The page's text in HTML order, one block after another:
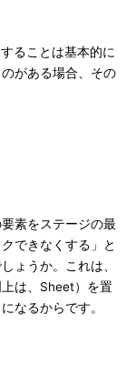
ることは基本的に
がある場合、その
素をステージの最
できなくする」と
ょうか。これは、
は、Sheet）を置
なるからです。